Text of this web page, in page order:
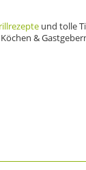
und tolle
&